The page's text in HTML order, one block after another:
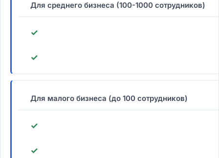
Для среднего бизнеса (100-1000 сотрудников)
✓
✓
Для малого бизнеса (до 100 сотрудников)
✓
✓